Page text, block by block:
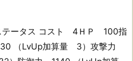
テータス コスト 4ＨＰ 100指
（LvUp加算量 3）攻撃力